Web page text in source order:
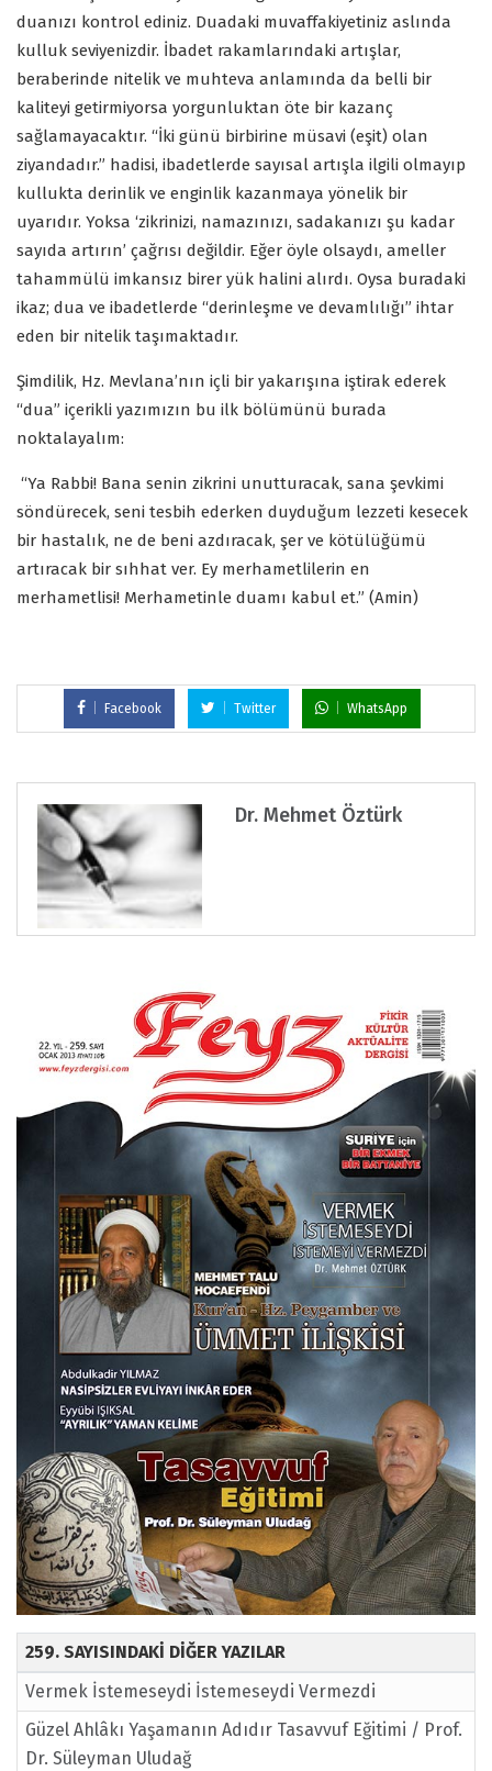
duanızı kontrol ediniz. Duadaki muvaffakiyetiniz aslında
kulluk seviyenizdir. İbadet rakamlarındaki artışlar,
beraberinde nitelik ve muhteva anlamında da belli bir
kaliteyi getirmiyorsa yorgunluktan öte bir kazanç
sağlamayacaktır. “İki günü birbirine müsavi (eşit) olan
ziyandadır.” hadisi, ibadetlerde sayısal artışla ilgili olmayıp
kullukta derinlik ve enginlik kazanmaya yönelik bir
uyarıdır. Yoksa ‘zikrinizi, namazınızı, sadakanızı şu kadar
sayıda artırın’ çağrısı değildir. Eğer öyle olsaydı, ameller
tahammülü imkansız birer yük halini alırdı. Oysa buradaki
ikaz; dua ve ibadetlerde “derinleşme ve devamlılığı” ihtar
eden bir nitelik taşımaktadır.
Şimdilik, Hz. Mevlana’nın içli bir yakarışına iştirak ederek
“dua” içerikli yazımızın bu ilk bölümünü burada
noktalayalım:
“Ya Rabbi! Bana senin zikrini unutturacak, sana şevkimi
söndürecek, seni tesbih ederken duyduğum lezzeti kesecek
bir hastalık, ne de beni azdıracak, şer ve kötülüğümü
artıracak bir sıhhat ver. Ey merhametlilerin en
merhametlisi! Merhametinle duamı kabul et.” (Amin)
Facebook Twitter WhatsApp
Dr. Mehmet Öztürk
259. SAYISINDAKİ DİĞER YAZILAR
Vermek İstemeseydi İstemeseydi Vermezdi
Güzel Ahlâkı Yaşamanın Adıdır Tasavvuf Eğitimi / Prof.
Dr. Süleyman Uludağ